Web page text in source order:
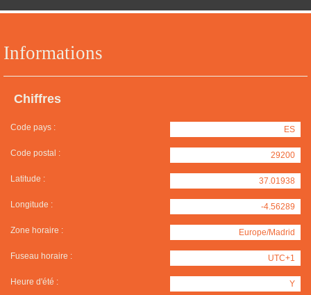
Informations
Chiffres
Code pays : ES
Code postal : 29200
Latitude : 37.01938
Longitude : -4.56289
Zone horaire : Europe/Madrid
Fuseau horaire : UTC+1
Heure d'été : Y